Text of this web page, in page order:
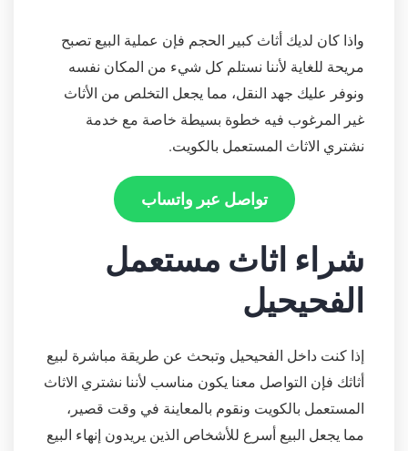
واذا كان لديك أثاث كبير الحجم فإن عملية البيع تصبح
مريحة للغاية لأننا نستلم كل شيء من المكان نفسه
ونوفر عليك جهد النقل، مما يجعل التخلص من الأثاث
غير المرغوب فيه خطوة بسيطة خاصة مع خدمة
نشتري الاثاث المستعمل بالكويت.
تواصل عبر واتساب
شراء اثاث مستعمل
الفحيحيل
إذا كنت داخل الفحيحيل وتبحث عن طريقة مباشرة لبيع
أثاثك فإن التواصل معنا يكون مناسب لأننا نشتري الاثاث
المستعمل بالكويت ونقوم بالمعاينة في وقت قصير،
مما يجعل البيع أسرع للأشخاص الذين يريدون إنهاء البيع